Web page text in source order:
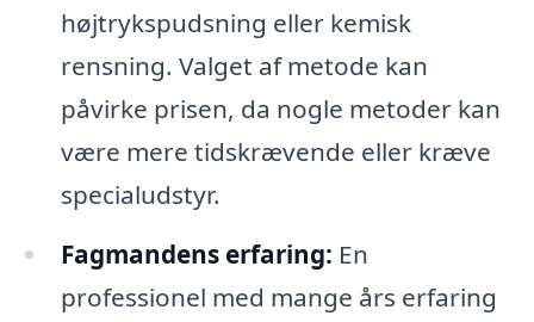
højtrykspudsning eller kemisk
rensning. Valget af metode kan
påvirke prisen, da nogle metoder kan
være mere tidskrævende eller kræve
specialudstyr.
Fagmandens erfaring: En
professionel med mange års erfaring